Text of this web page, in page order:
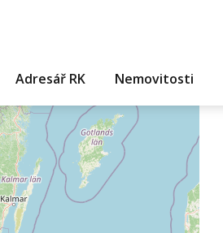
Adresář RK Nemovitosti